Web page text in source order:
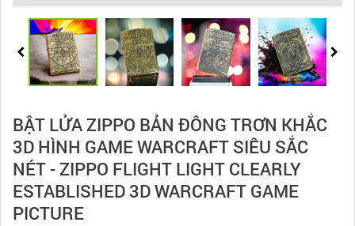
BẬT LỬA ZIPPO BẢN ĐÔNG TRƠN KHẮC
3D HÌNH GAME WARCRAFT SIÊU SẮC
NÉT - ZIPPO FLIGHT LIGHT CLEARLY
ESTABLISHED 3D WARCRAFT GAME
PICTURE